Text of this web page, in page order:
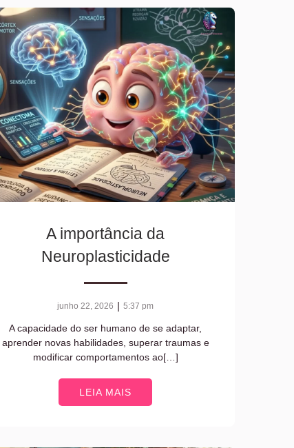
A importância da
Neuroplasticidade
junho 22, 2026 | 5:37 pm
A capacidade do ser humano de se adaptar,
aprender novas habilidades, superar traumas e
modificar comportamentos ao[…]
LEIA MAIS